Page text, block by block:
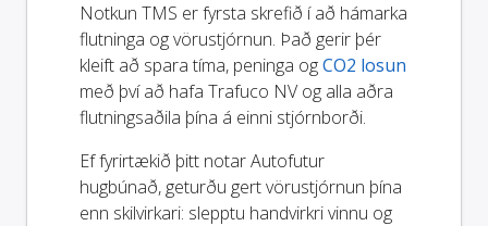
Notkun TMS er fyrsta skrefið í að hámarka
flutninga og vörustjórnun. Það gerir þér
kleift að spara tíma, peninga ogCO2 losun
með því að hafa Trafuco NV og alla aðra
flutningsaðila þína á einni stjórnborði.
Ef fyrirtækið þitt notar Autofutur
hugbúnað, geturðu gert vörustjórnun þína
enn skilvirkari: slepptu handvirkri vinnu og